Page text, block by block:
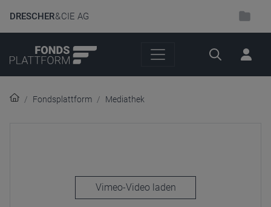
DRESCHER& CIE AG
Suche
Fondsplattform Mediathek
laden